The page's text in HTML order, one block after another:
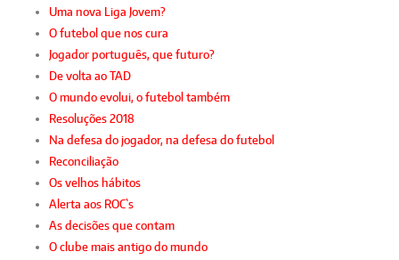
Uma nova Liga Jovem?
O futebol que nos cura
Jogador português, que futuro?
De volta ao TAD
O mundo evolui, o futebol também
Resoluções 2018
Na defesa do jogador, na defesa do futebol
Reconciliação
Os velhos hábitos
Alerta aos ROC`s
As decisões que contam
O clube mais antigo do mundo